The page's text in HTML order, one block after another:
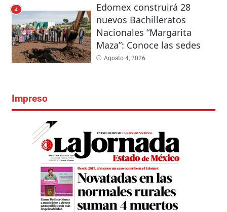
4
Edomex construirá 28
nuevos Bachilleratos
Nacionales “Margarita
Maza”: Conoce las sedes
Agosto 4, 2026
Impreso